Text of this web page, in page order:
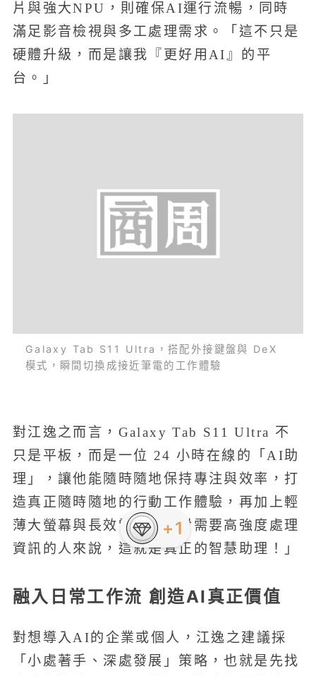
片與強大NPU，則確保AI運行流暢，同時
滿足影音檢視與多工處理需求。「這不只是
硬體升級，而是讓我『更好用AI』的平
台。」
Galaxy Tab S11 Ultra，搭配外接鍵盤與 DeX
模式，瞬間切換成接近筆電的工作體驗
對江逸之而言，Galaxy Tab S11 Ultra 不
只是平板，而是一位 24 小時在線的「AI助
理」，讓他能隨時隨地保持專注與效率，打
造真正隨時隨地的行動工作體驗，再加上輕
薄大螢幕與長效電力，「對需要高強度處理
資訊的人來說，這就是真正的智慧助理！」
融入日常工作流 創造AI真正價值
對想導入AI的企業或個人，江逸之建議採
「小處著手、深處發展」策略，也就是先找
+1